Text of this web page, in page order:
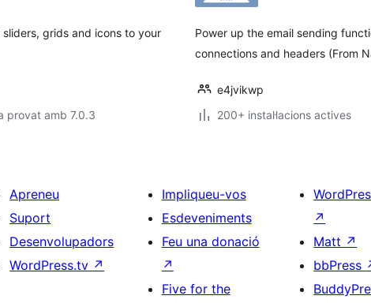
grids and icons to your
provat amb 7.0.3
Power up the email sending
connections and headers (From
e4jvikwp
200+ instal·lacions actives
Apreneu
Suport
Desenvolupadors
WordPress.tv ↗
Impliqueu-vos
Esdeveniments
Feu una donació
↗
Five for the
↗
Matt ↗
bbPress